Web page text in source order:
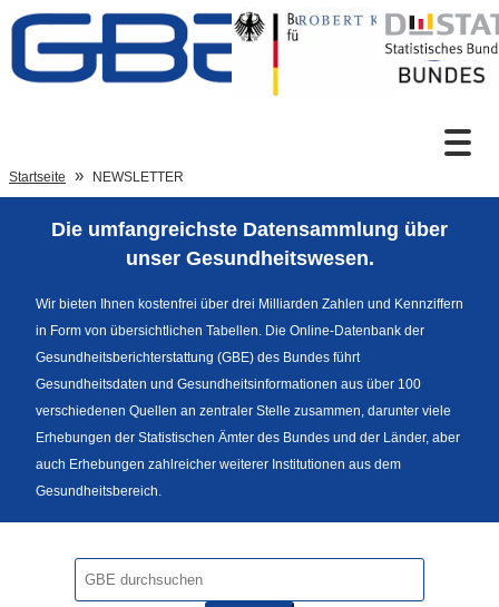
Zum Inhalt
Sprachumschaltung
Fußzeile
Startseite NEWSLETTER
Die umfangreichste Datensammlung über
unser Gesundheitswesen.
Wir bieten Ihnen kostenfrei über drei Milliarden Zahlen und Kennziffern
in Form von übersichtlichen Tabellen. Die Online-Datenbank der
Gesundheitsberichterstattung (GBE) des Bundes führt
Gesundheitsdaten und Gesundheitsinformationen aus über 100
verschiedenen Quellen an zentraler Stelle zusammen, darunter viele
Erhebungen der Statistischen Ämter des Bundes und der Länder, aber
auch Erhebungen zahlreicher weiterer Institutionen aus dem
Gesundheitsbereich.